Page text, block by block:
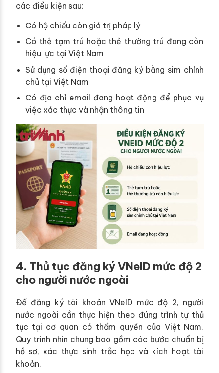
các điều kiện sau:
Có hộ chiếu còn giá trị pháp lý
Có thẻ tạm trú hoặc thẻ thường trú đang còn
hiệu lực tại Việt Nam
Sử dụng số điện thoại đăng ký bằng sim chính
chủ tại Việt Nam
Có địa chỉ email đang hoạt động để phục vụ
việc xác thực và nhận thông tin
4. Thủ tục đăng ký VNeID mức độ 2
cho người nước ngoài
Để đăng ký tài khoản VNeID mức độ 2, người
nước ngoài cần thực hiện theo đúng trình tự thủ
tục tại cơ quan có thẩm quyền của Việt Nam.
Quy trình nhìn chung bao gồm các bước chuẩn bị
hồ sơ, xác thực sinh trắc học và kích hoạt tài
khoản.